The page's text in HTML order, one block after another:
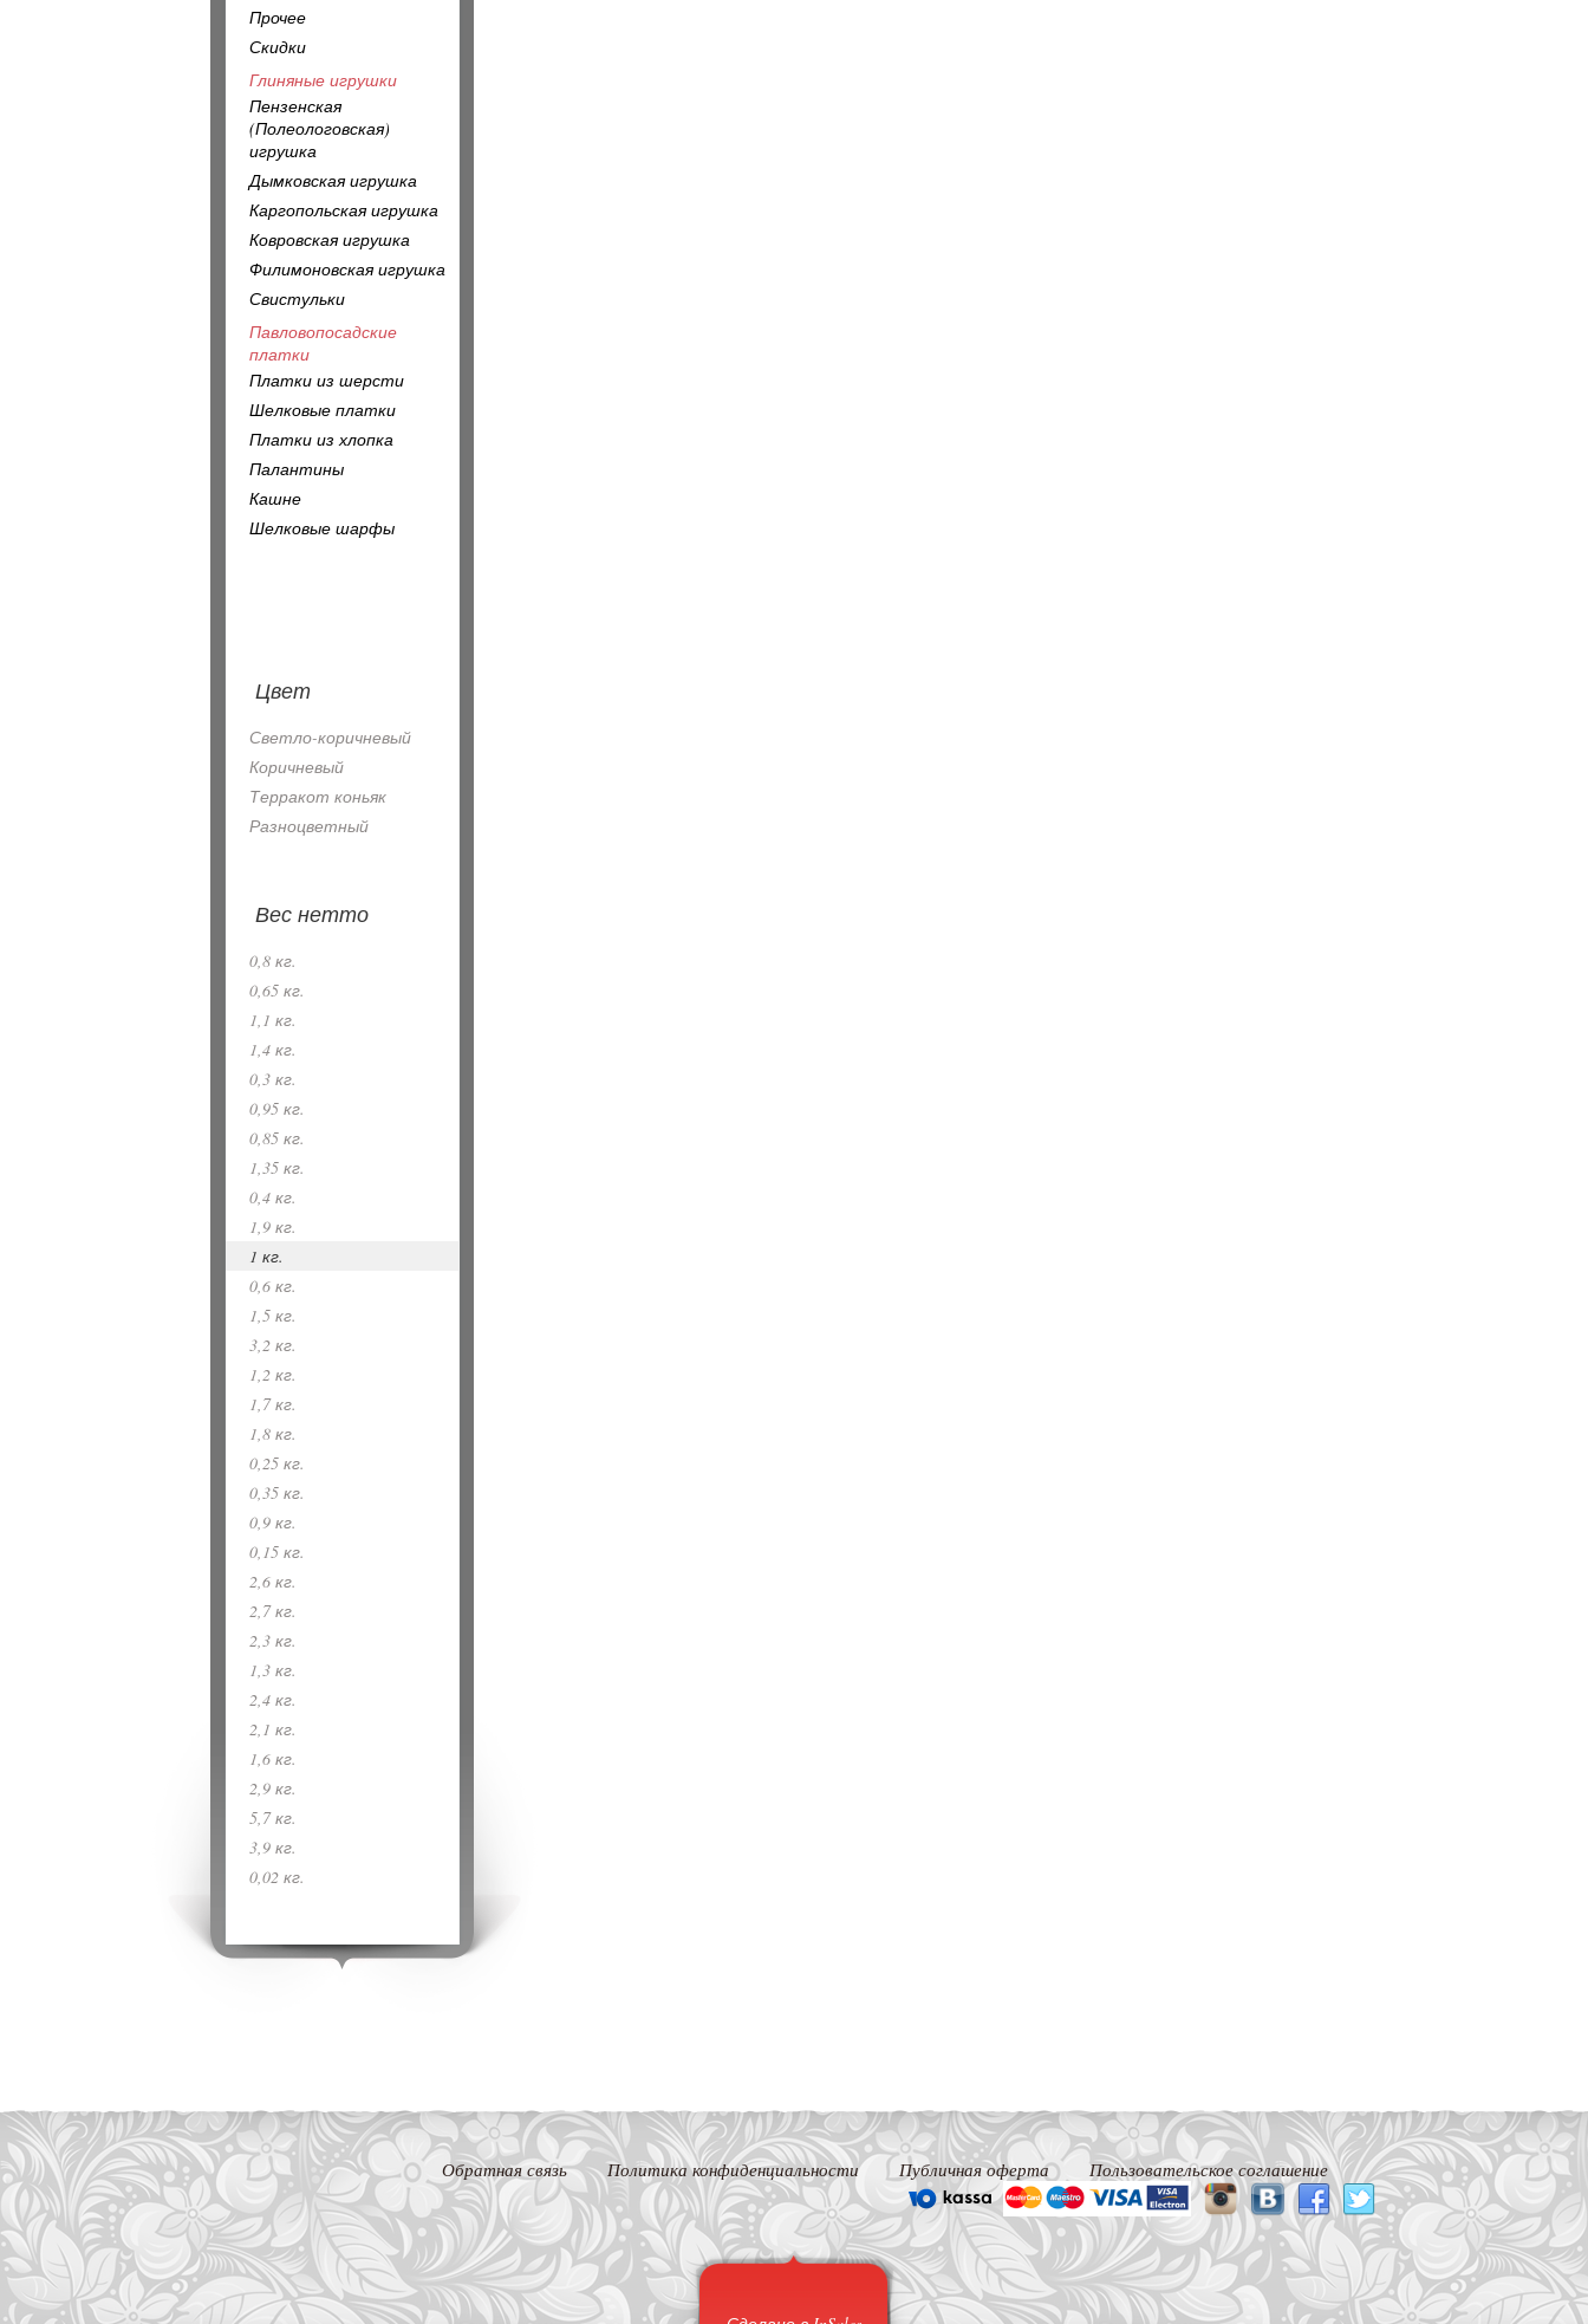
Прочее
Скидки
Глиняные игрушки
Пензенская
(Полеологовская)
игрушка
Дымковская игрушка
Каргопольская игрушка
Ковровская игрушка
Филимоновская игрушка
Свистульки
Павловопосадские
платки
Платки из шерсти
Шелковые платки
Платки из хлопка
Палантины
Кашне
Шелковые шарфы
Цвет
Светло-коричневый
Коричневый
Терракот коньяк
Разноцветный
Вес нетто
0,8 кг.
0,65 кг.
1,1 кг.
1,4 кг.
0,3 кг.
0,95 кг.
0,85 кг.
1,35 кг.
0,4 кг.
1,9 кг.
1 кг.
0,6 кг.
1,5 кг.
3,2 кг.
1,2 кг.
1,7 кг.
1,8 кг.
0,25 кг.
0,35 кг.
0,9 кг.
0,15 кг.
2,6 кг.
2,7 кг.
2,3 кг.
1,3 кг.
2,4 кг.
2,1 кг.
1,6 кг.
2,9 кг.
5,7 кг.
3,9 кг.
0,02 кг.
Обратная связь Политика конфиденциальности Публичная оферта Пользовательское соглашение